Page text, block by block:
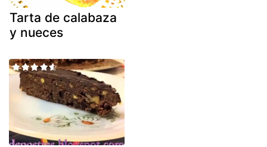
Tarta de calabaza
y nueces